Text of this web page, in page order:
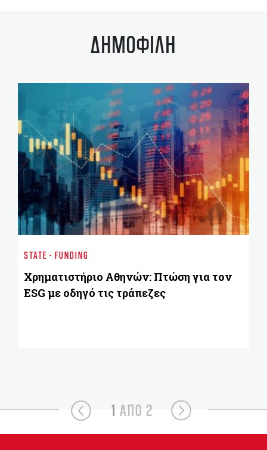
ΔΗΜΟΦΙΛΗ
STATE - FUNDING
Χρηματιστήριο Aθηνών: Πτώση για τον
ESG με οδηγό τις τράπεζες
1 ΑΠΟ 2